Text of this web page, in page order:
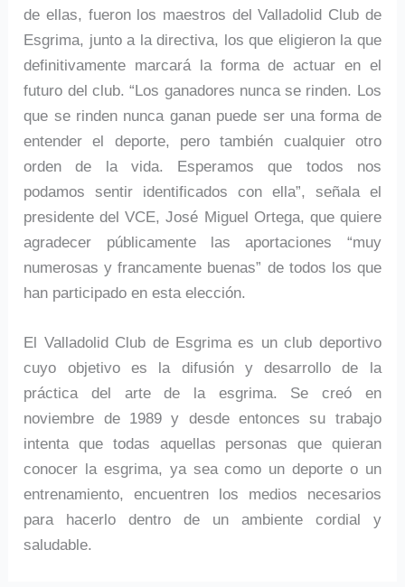
de ellas, fueron los maestros del Valladolid Club de
Esgrima, junto a la directiva, los que eligieron la que
definitivamente marcará la forma de actuar en el
futuro del club. “Los ganadores nunca se rinden. Los
que se rinden nunca ganan puede ser una forma de
entender el deporte, pero también cualquier otro
orden de la vida. Esperamos que todos nos
podamos sentir identificados con ella”, señala el
presidente del VCE, José Miguel Ortega, que quiere
agradecer públicamente las aportaciones “muy
numerosas y francamente buenas” de todos los que
han participado en esta elección.
El Valladolid Club de Esgrima es un club deportivo
cuyo objetivo es la difusión y desarrollo de la
práctica del arte de la esgrima. Se creó en
noviembre de 1989 y desde entonces su trabajo
intenta que todas aquellas personas que quieran
conocer la esgrima, ya sea como un deporte o un
entrenamiento, encuentren los medios necesarios
para hacerlo dentro de un ambiente cordial y
saludable.